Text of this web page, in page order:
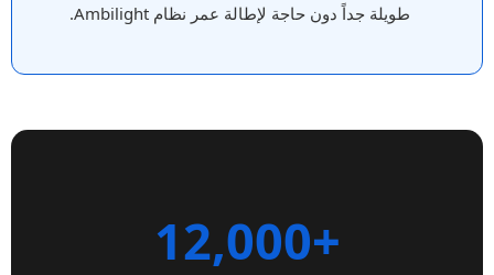
طويلة جداً دون حاجة لإطالة عمر نظام Ambilight.
+12,000